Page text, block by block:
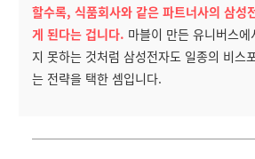
할수록, 식품회사와 같은 파트너사의 삼성
게 된다는 겁니다. 마블이 만든 유니버스
지 못하는 것처럼 삼성전자도 일종의 비스
는 전략을 택한 셈입니다.